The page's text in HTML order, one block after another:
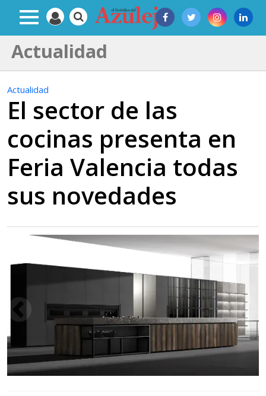
Actualidad
Actualidad
El sector de las
cocinas presenta en
Feria Valencia todas
sus novedades